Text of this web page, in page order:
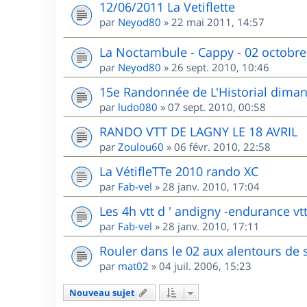
12/06/2011 La Vetiflette
par Neyod80 » 22 mai 2011, 14:57
La Noctambule - Cappy - 02
par Neyod80 » 26 sept. 2010, 10:46
15e Randonnée de L'Historial
par ludo080 » 07 sept. 2010, 00:58
RANDO VTT DE LAGNY LE 18 AVRIL
par Zoulou60 » 06 févr. 2010, 22:58
La VétifleTTe 2010 rando XC
par Fab-vel » 28 janv. 2010, 17:04
Les 4h vtt d ' andigny -endurance
par Fab-vel » 28 janv. 2010, 17:11
Rouler dans le 02 aux alentours de
par mat02 » 04 juil. 2006, 15:23
Nouveau sujet